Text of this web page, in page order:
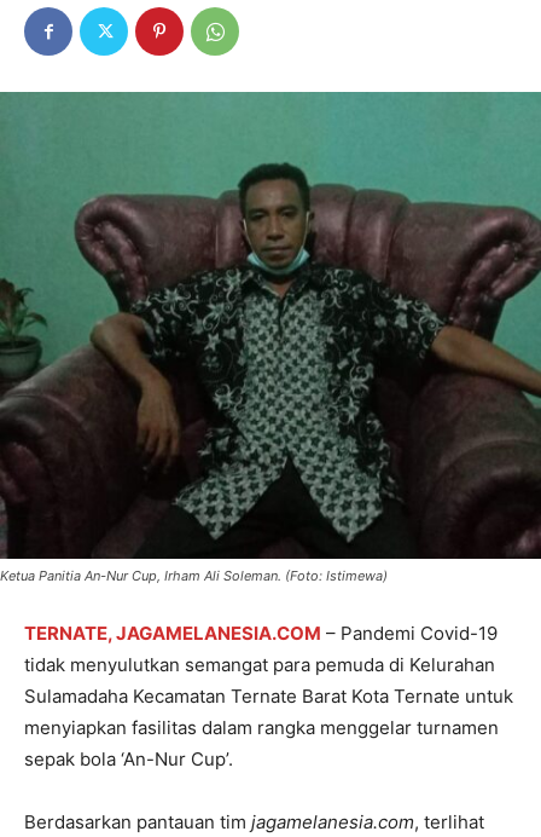
Ketua Panitia An-Nur Cup, Irham Ali Soleman. (Foto: Istimewa)
TERNATE, JAGAMELANESIA.COM – Pandemi Covid-19
tidak menyulutkan semangat para pemuda di Kelurahan
Sulamadaha Kecamatan Ternate Barat Kota Ternate untuk
menyiapkan fasilitas dalam rangka menggelar turnamen
sepak bola ‘An-Nur Cup’.
Berdasarkan pantauan tim jagamelanesia.com, terlihat